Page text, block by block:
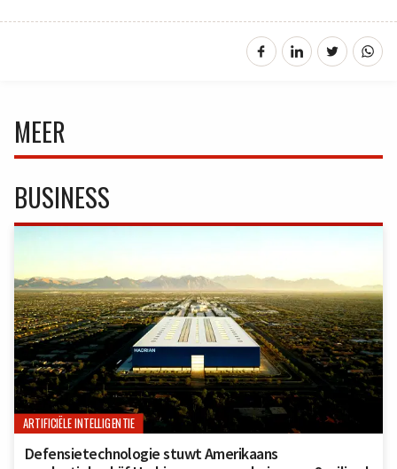
MEER
BUSINESS
ARTIFICIËLE INTELLIGENTIE
Defensietechnologie stuwt Amerikaans